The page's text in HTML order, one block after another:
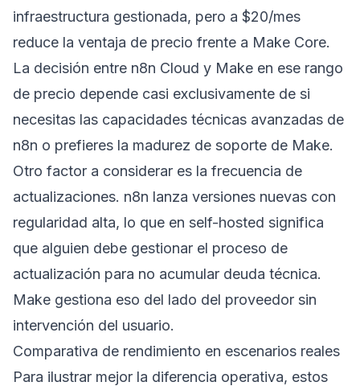
infraestructura gestionada, pero a $20/mes
reduce la ventaja de precio frente a Make Core.
La decisión entre n8n Cloud y Make en ese rango
de precio depende casi exclusivamente de si
necesitas las capacidades técnicas avanzadas de
n8n o prefieres la madurez de soporte de Make.
Otro factor a considerar es la frecuencia de
actualizaciones. n8n lanza versiones nuevas con
regularidad alta, lo que en self-hosted significa
que alguien debe gestionar el proceso de
actualización para no acumular deuda técnica.
Make gestiona eso del lado del proveedor sin
intervención del usuario.
Comparativa de rendimiento en escenarios reales
Para ilustrar mejor la diferencia operativa, estos